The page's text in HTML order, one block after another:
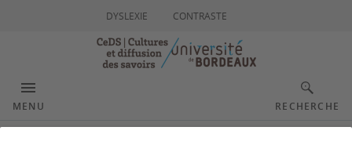
DYSLEXIE CONTRASTE
MENU RECHERCHE